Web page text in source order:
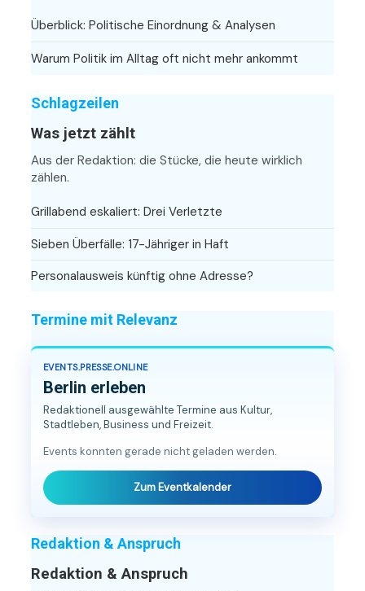
Überblick: Politische Einordnung & Analysen
Warum Politik im Alltag oft nicht mehr ankommt
Schlagzeilen
Was jetzt zählt
Aus der Redaktion: die Stücke, die heute wirklich
zählen.
Grillabend eskaliert: Drei Verletzte
Sieben Überfälle: 17-Jähriger in Haft
Personalausweis künftig ohne Adresse?
Termine mit Relevanz
EVENTS.PRESSE.ONLINE
Berlin erleben
Redaktionell ausgewählte Termine aus Kultur,
Stadtleben, Business und Freizeit.
Events konnten gerade nicht geladen werden.
Zum Eventkalender
Redaktion & Anspruch
Redaktion & Anspruch